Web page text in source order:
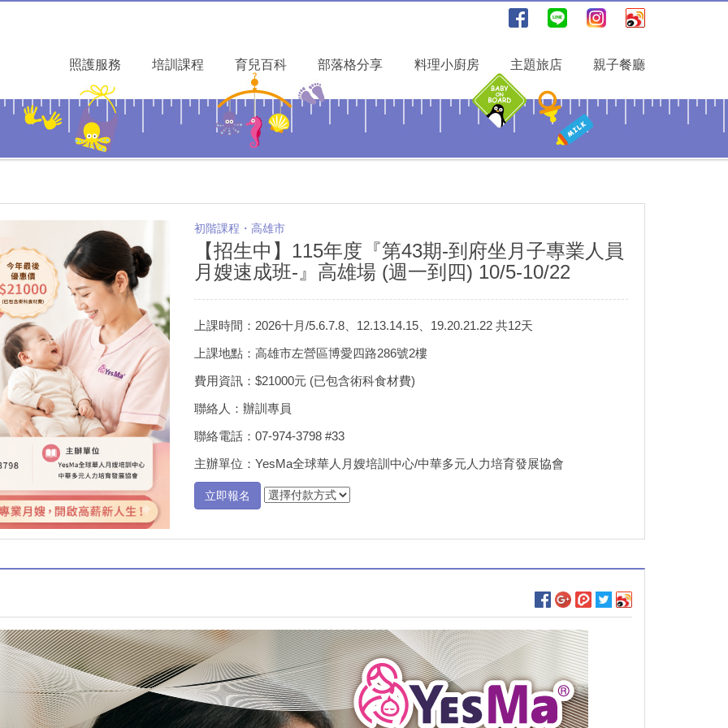
照護服務 培訓課程 育兒百科 部落格分享 料理小廚房 主題旅店 親子餐廳
初階課程・高雄市
【招生中】115年度『第43期-到府坐月子專業人員
月嫂速成班-』高雄場 (週一到四) 10/5-10/22
上課時間：2026十月/5.6.7.8、12.13.14.15、19.20.21.22 共12天
上課地點：高雄市左營區博愛四路286號2樓
費用資訊：$21000元 (已包含術科食材費)
聯絡人：辦訓專員
聯絡電話：07-974-3798 #33
主辦單位：YesMa全球華人月嫂培訓中心/中華多元人力培育發展協會
立即報名